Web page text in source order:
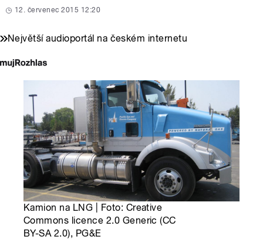
12. červenec 2015 12:20
Největší audioportál na českém internetu
Kamion na LNG | Foto: Creative
Commons licence 2.0 Generic (CC
BY-SA 2.0), PG&E